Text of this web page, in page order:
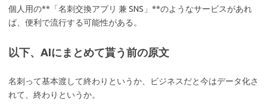
個人用の**「名刺交換アプリ 兼 SNS」**のようなサービスがあれ
ば、便利で流行する可能性がある。
以下、AIにまとめて貰う前の原文
名刺って基本渡して終わりというか、ビジネスだと今はデータ化さ
れて、終わりというか。